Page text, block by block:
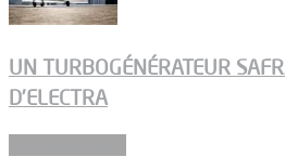
UN TURBOGÉNÉRATEUR
D’ELECTRA